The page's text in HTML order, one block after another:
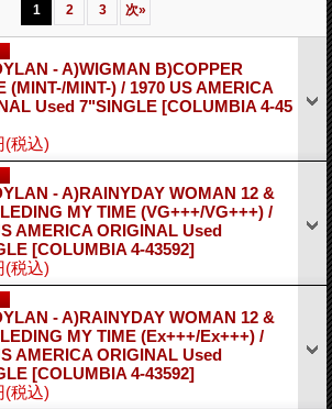
1 2 3 次»
- A)WIGMAN B)COPPER
(MINT-/MINT-) / 1970 US AMERICA
Used 7"SINGLE [COLUMBIA 4-45
(税込)
- A)RAINYDAY WOMAN 12 &
MY TIME (VG+++/VG+++) /
AMERICA ORIGINAL Used
[COLUMBIA 4-43592]
(税込)
- A)RAINYDAY WOMAN 12 &
MY TIME (Ex+++/Ex+++) /
AMERICA ORIGINAL Used
[COLUMBIA 4-43592]
(税込)